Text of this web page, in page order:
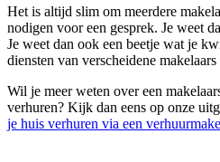
Het is altijd slim om meerdere
nodigen voor een gesprek. Je weet
Je weet dan ook een beetje wat je
diensten van verscheidene
Wil je meer weten over een
verhuren? Kijk dan eens op onze
je huis verhuren via een